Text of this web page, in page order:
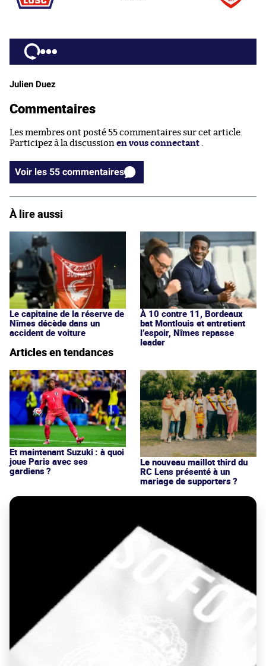
Julien Duez
Commentaires
Les membres ont posté 55 commentaires sur cet article.
Participez à la discussion en vous connectant
Voir les 55 commentaires
À lire aussi
Le capitaine de la réserve de
Nîmes décède dans un
accident de voiture
À 10 contre 11, Bordeaux
bat Montlouis et entretient
l’espoir, Nîmes repasse
leader
Articles en tendances
Et maintenant Suzuki : à quoi
joue Paris avec ses
gardiens ?
Le nouveau maillot third du
RC Lens présenté à un
mariage de supporters ?